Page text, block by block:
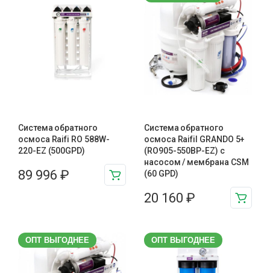
Система обратного
осмоса Raifi RO 588W-
220-EZ (500GPD)
89 996 ₽
Система обратного
осмоса Raifil GRANDO 5+
(RO905-550BP-EZ) с
насосом / мембрана CSM
(60 GPD)
20 160 ₽
ОПТ ВЫГОДНЕЕ ОПТ ВЫГОДНЕЕ